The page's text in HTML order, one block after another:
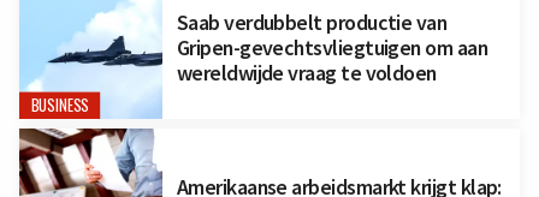
BUSINESS
Saab verdubbelt productie van
Gripen-gevechtsvliegtuigen om aan
wereldwijde vraag te voldoen
Amerikaanse arbeidsmarkt krijgt klap: